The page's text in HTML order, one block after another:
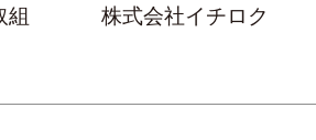
組 株式会社イチロク